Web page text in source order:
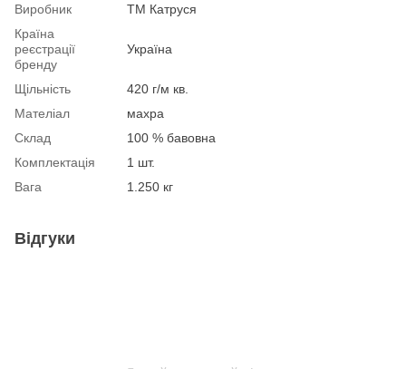
Виробник
ТМ Катруся
Країна
реєстрації
бренду
Україна
Щільність
420 г/м кв.
Мателіал
махра
Склад
100 % бавовна
Комплектація
1 шт.
Вага
1.250 кг
Відгуки